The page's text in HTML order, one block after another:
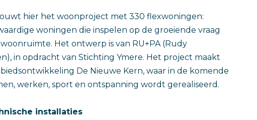
hier het woonproject met 330 flexwoningen:
woningen die inspelen op de groeiende vraag
Het ontwerp is van RU+PA (Rudy
in opdracht van Stichting Ymere. Het project maakt
De Nieuwe Kern, waar in de komende
werken, sport en ontspanning wordt gerealiseerd.
installaties